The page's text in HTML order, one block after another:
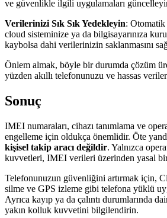
ve güvenlikle ilgili uygulamaları
Verilerinizi Sık Sık Yedekleyin:
cloud sisteminize ya da bilgisayarınıza
kaybolsa dahi verilerinizin saklanmasını
Önlem almak, böyle bir durumda çözüm
yüzden akıllı telefonunuzu ve hassas
Sonuç
IMEI numaraları, cihazı tanımlama ve
engelleme için oldukça önemlidir. Öte
kişisel takip aracı değildir. Yalnızca
kuvvetleri, IMEI verileri üzerinden yasal
Telefonunuzun güvenliğini artırmak için,
silme ve GPS izleme gibi telefona yüklü
Ayrıca kayıp ya da çalıntı durumlarında
yakın kolluk kuvvetini bilgilendirin.